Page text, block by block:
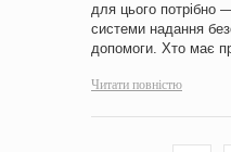
для цього потрібно
системи надання
допомоги. Хто має
Читати повністю